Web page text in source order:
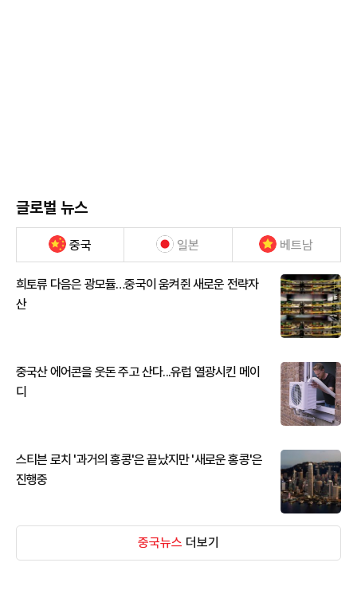
글로벌 뉴스
중국 일본 베트남
희토류 다음은 광모듈…중국이 움켜쥔 새로운 전략자
산
중국산 에어콘을 웃돈 주고 산다...유럽 열광시킨 메이
디
스티븐 로치 '과거의 홍콩'은 끝났지만 '새로운 홍콩'은
진행중
중국뉴스 더보기